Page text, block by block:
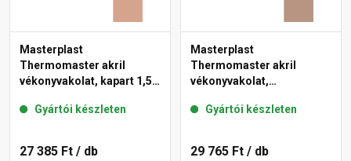
Masterplast
Thermomaster akril
vékonyvakolat, kapart 1,5
Gyártói készleten
27 385 Ft / db
Masterplast
Thermomaster akril
vékonyvakolat,
09-C 25 kg
Gyártói készleten
29 765 Ft / db